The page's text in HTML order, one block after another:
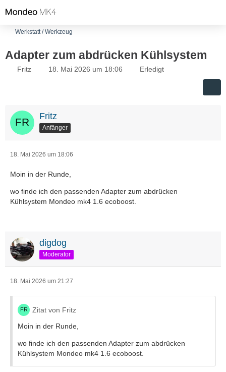
Werkstatt / Werkzeug
Adapter zum abdrücken Kühlsystem
Fritz 18. Mai 2026 um 18:06 Erledigt
Fritz
Anfänger
18. Mai 2026 um 18:06
Moin in der Runde,
wo finde ich den passenden Adapter zum abdrücken
Kühlsystem Mondeo mk4 1.6 ecoboost.
digdog
Moderator
18. Mai 2026 um 21:27
Zitat von Fritz
Moin in der Runde,
wo finde ich den passenden Adapter zum abdrücken
Kühlsystem Mondeo mk4 1.6 ecoboost.